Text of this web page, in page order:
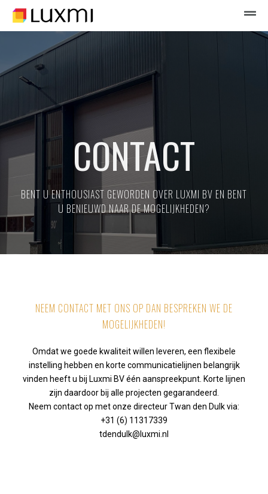
CONTACT
BENT U ENTHOUSIAST GEWORDEN OVER LUXMI BV EN BENT
U BENIEUWD NAAR DE MOGELIJKHEDEN?
NEEM CONTACT MET ONS OP DAN BESPREKEN WE DE
MOGELIJKHEDEN!
Omdat we goede kwaliteit willen leveren, een flexibele
instelling hebben en korte communicatielijnen belangrijk
vinden heeft u bij Luxmi BV één aanspreekpunt. Korte lijnen
zijn daardoor bij alle projecten gegarandeerd.
Neem contact op met onze directeur Twan den Dulk via:
+31 (6) 11317339
tdendulk@luxmi.nl